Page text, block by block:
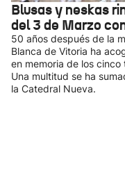
Blusas y neskas
del 3 de Marzo
50 años después de la
Blanca de Vitoria ha
en memoria de los
Una multitud se ha
la Catedral Nueva.